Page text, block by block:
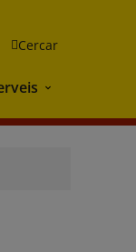
Cercar
Serveis